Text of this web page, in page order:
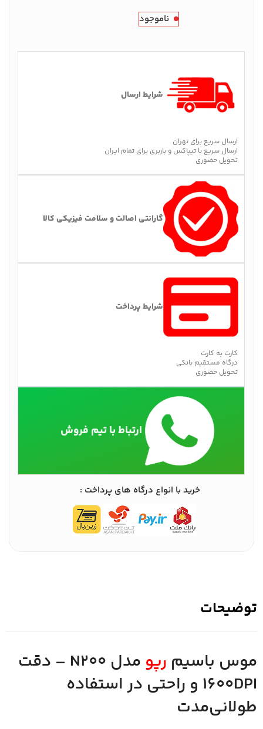
ناموجود
شرایط ارسال
ارسال سریع برای تهران
ارسال سریع با تیپاکس و باربری برای تمام ایران
تحویل حضوری
گارانتی اصالت و سلامت فیزیکی کالا
شرایط پرداخت
کارت به کارت
درگاه مستقیم بانکی
تحویل حضوری
ارتباط با تیم فروش
خرید با انواع درگاه های پرداخت :
توضیحات
موس باسیم رپو
مدل N200 – دقت
۱۶۰۰DPI و راحتی در استفاده
طولانی‌مدت